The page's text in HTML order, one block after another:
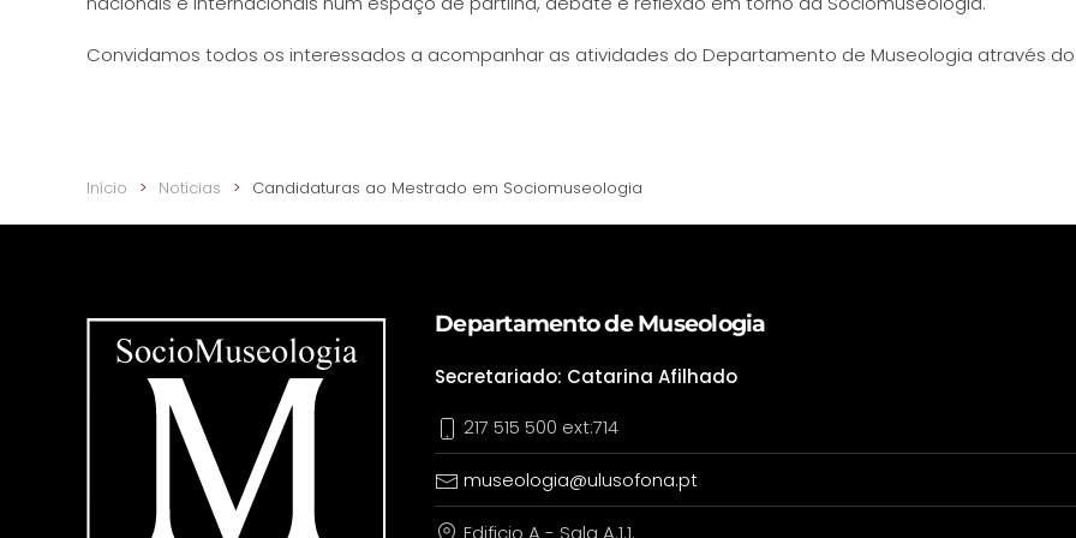
Convidamos todos os interessados a acompanhar as atividades do Departamento de Museologia através
Início Notícias Candidaturas ao Mestrado em Sociomuseologia
Departamento de Museologia
Secretariado: Catarina Afilhado
217 515 500 ext:714
museologia@ulusofona.pt
Edificio A - Sala A.1.1.